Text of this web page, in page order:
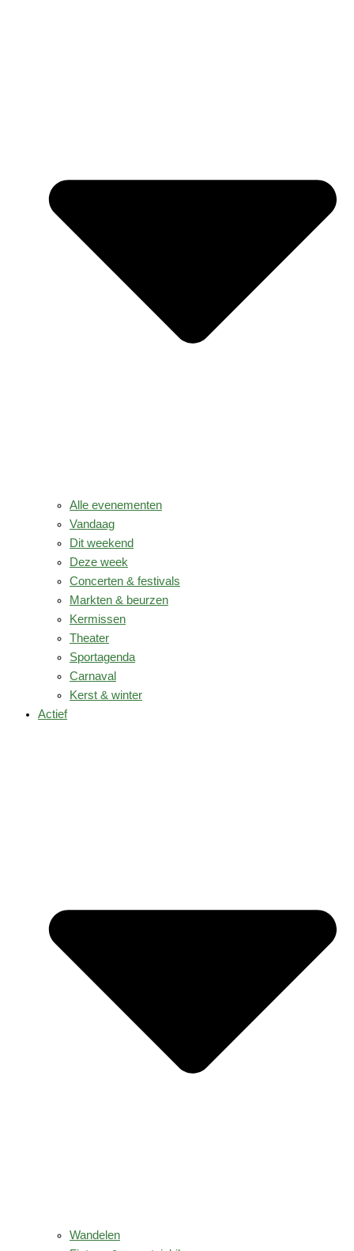
Alle evenementen
Vandaag
Dit weekend
Deze week
Concerten & festivals
Markten & beurzen
Kermissen
Theater
Sportagenda
Carnaval
Kerst & winter
Actief
Wandelen